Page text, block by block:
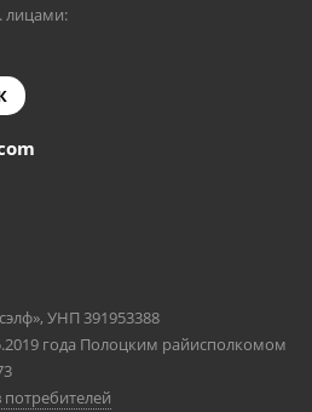
лицами:
УНП 391953388
года Полоцким райисполкомом